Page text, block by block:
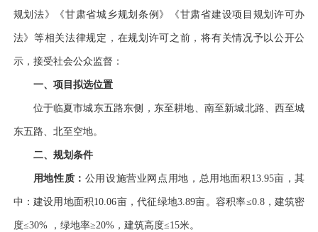
规划法》《甘肃省城乡规划条例》《甘肃省建设项目规划许可办
法》等相关法律规定，在规划许可之前，将有关情况予以公开公
示，接受社会公众监督：
一、项目拟选位置
位于临夏市城东五路东侧，东至耕地、南至新城北路、西至城
东五路、北至空地。
二、规划条件
用地性质： 公用设施营业网点用地，总用地面积 13.95亩，其
中：建设用地面积10.06亩，代征绿地3.89亩。容积率≤0.8，建筑密
度≤30% ，绿地率≥20%，建筑高度≤15米。